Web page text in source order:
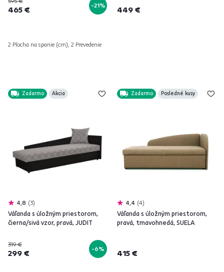
465 € -21%
2 Plocha na spanie (cm), 2 Prevedenie
449 €
Zadarmo Akcia
4,8 3
Váľanda s úložným priestorom,
čierna/sivá vzor, pravá, JUDIT
319 €
299 € -6%
Zadarmo Posledné kusy
4,4 4
Váľanda s úložným priestorom,
pravá, tmavohnedá, SUELA
415 €